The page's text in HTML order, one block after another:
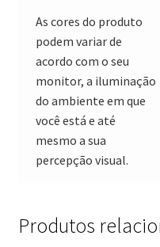
As cores do produto
podem variar de
acordo com o seu
monitor, a iluminação
do ambiente em que
você está e até
mesmo a sua
percepção visual.
Produtos